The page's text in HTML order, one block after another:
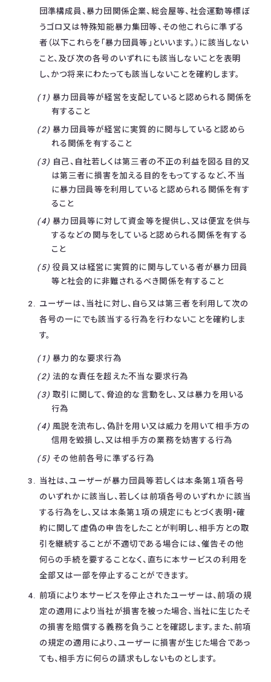
団準構成員、暴力団関係企業、総会屋等、社会運動等標ぼ
うゴロ又は特殊知能暴力集団等、その他これらに準ずる
者（以下これらを「暴力団員等」といいます。）に該当しない
こと、及び次の各号のいずれにも該当しないことを表明
し、かつ将来にわたっても該当しないことを確約します。
暴力団員等が経営を支配していると認められる関係を
有すること
暴力団員等が経営に実質的に関与していると認めら
れる関係を有すること
自己、自社若しくは第三者の不正の利益を図る目的又
は第三者に損害を加える目的をもってするなど、不当
に暴力団員等を利用していると認められる関係を有す
ること
暴力団員等に対して資金等を提供し、又は便宜を供与
するなどの関与をしていると認められる関係を有する
こと
役員又は経営に実質的に関与している者が暴力団員
等と社会的に非難されるべき関係を有すること
ユーザーは、当社に対し、自ら又は第三者を利用して次の
各号の一にでも該当する行為を行わないことを確約しま
す。
暴力的な要求行為
法的な責任を超えた不当な要求行為
取引に関して、脅迫的な言動をし、又は暴力を用いる
行為
風説を流布し、偽計を用い又は威力を用いて相手方の
信用を毀損し、又は相手方の業務を妨害する行為
その他前各号に準ずる行為
当社は、ユーザーが暴力団員等若しくは本条第１項各号
のいずれかに該当し、若しくは前項各号のいずれかに該当
する行為をし、又は本条第１項の規定にもとづく表明・確
約に関して虚偽の申告をしたことが判明し、相手方との取
引を継続することが不適切である場合には、催告その他
何らの手続を要することなく、直ちに本サービスの利用を
全部又は一部を停止することができます。
前項により本サービスを停止されたユーザーは、前項の規
定の適用により当社が損害を被った場合、当社に生じたそ
の損害を賠償する義務を負うことを確認します。また、前項
の規定の適用により、ユーザーに損害が生じた場合であっ
ても、相手方に何らの請求もしないものとします。